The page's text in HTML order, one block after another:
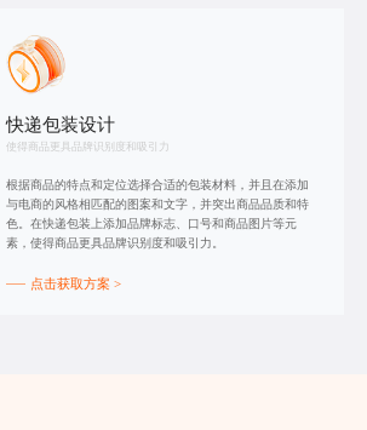
快递包装设计
使得商品更具品牌识别度和吸引力
根据商品的特点和定位选择合适的包装材料，并且在添加
与电商的风格相匹配的图案和文字，并突出商品品质和特
色。在快递包装上添加品牌标志、口号和商品图片等元
素，使得商品更具品牌识别度和吸引力。
点击获取方案 >